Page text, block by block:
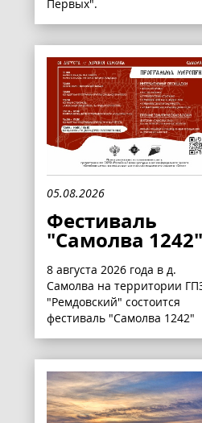
Первых".
05.08.2026
Фестиваль
"Самолва 1242"
8 августа 2026 года в д.
Самолва на территории
"Ремдовский" состоится
фестиваль "Самолва 1242"